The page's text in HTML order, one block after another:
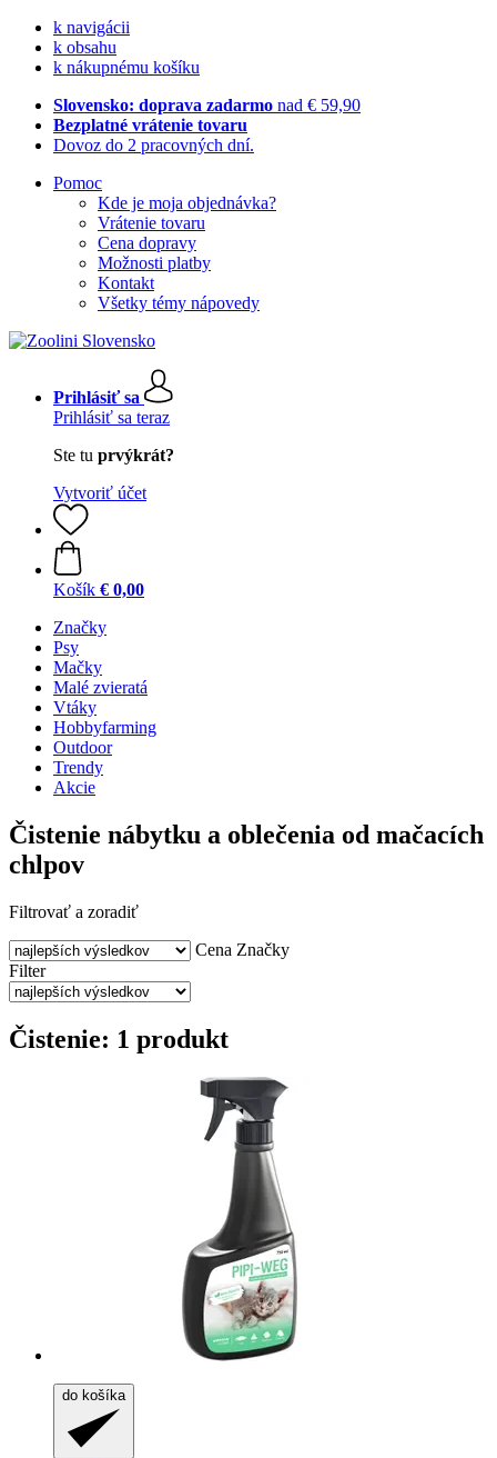
k navigácii
k obsahu
k nákupnému košíku
Slovensko: doprava zadarmo nad € 59,90
Bezplatné vrátenie tovaru
Dovoz do 2 pracovných dní.
Pomoc
Kde je moja objednávka?
Vrátenie tovaru
Cena dopravy
Možnosti platby
Kontakt
Všetky témy nápovedy
Prihlásiť sa
Prihlásiť sa teraz
Ste tu prvýkrát?
Vytvoriť účet
Košík € 0,00
Značky
Psy
Mačky
Malé zvieratá
Vtáky
Hobbyfarming
Outdoor
Trendy
Akcie
Čistenie nábytku a oblečenia od mačacích
chlpov
Filtrovať a zoradiť
Cena Značky
Filter
Čistenie: 1 produkt
do košíka